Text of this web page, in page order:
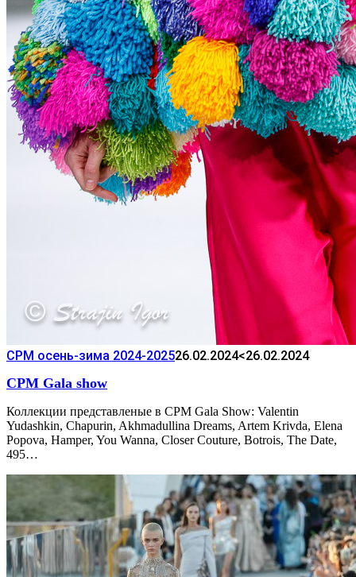
CPM осень-зима 2024-202526.02.2024<26.02.2024
CPM Gala show
Коллекции представленые в CPM Gala Show: Valentin
Yudashkin, Chapurin, Akhmadullina Dreams, Artem Krivda, Elena
Popova, Hamper, You Wanna, Closer Couture, Botrois, The Date,
495…